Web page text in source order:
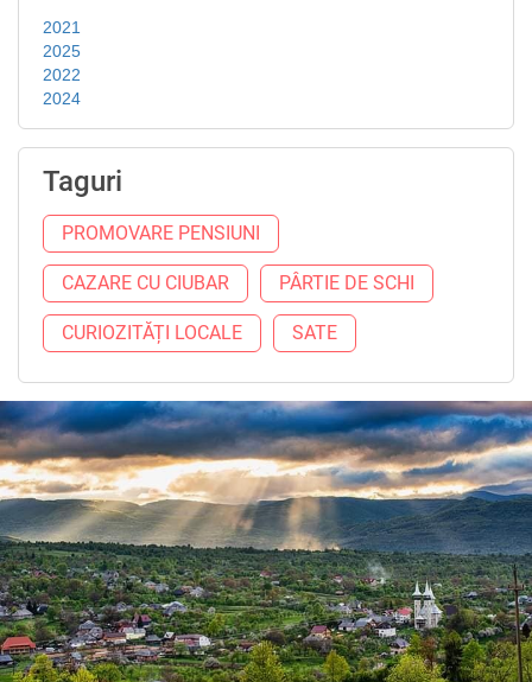
2021
2025
2022
2024
Taguri
PROMOVARE PENSIUNI
CAZARE CU CIUBAR PÂRTIE DE SCHI
CURIOZITĂȚI LOCALE SATE